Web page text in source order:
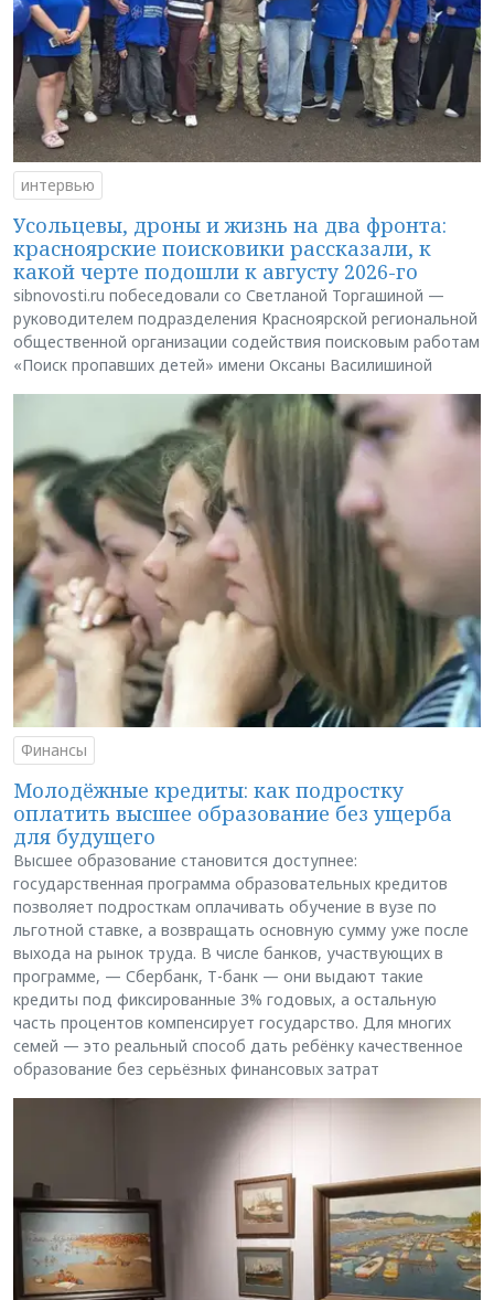
интервью
Усольцевы, дроны и жизнь на два фронта:
красноярские поисковики рассказали, к
какой черте подошли к августу 2026-го
sibnovosti.ru побеседовали со Светланой Торгашиной —
руководителем подразделения Красноярской региональной
общественной организации содействия поисковым работам
«Поиск пропавших детей» имени Оксаны Василишиной
Финансы
Молодёжные кредиты: как подростку
оплатить высшее образование без ущерба
для будущего
Высшее образование становится доступнее:
государственная программа образовательных кредитов
позволяет подросткам оплачивать обучение в вузе по
льготной ставке, а возвращать основную сумму уже после
выхода на рынок труда. В числе банков, участвующих в
программе, — Сбербанк, Т-банк — они выдают такие
кредиты под фиксированные 3% годовых, а остальную
часть процентов компенсирует государство. Для многих
семей — это реальный способ дать ребёнку качественное
образование без серьёзных финансовых затрат